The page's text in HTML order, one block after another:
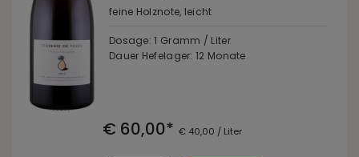
feine Holznote, leicht
Dosage: 1 Gramm / Liter
Dauer Hefelager: 12 Monate
€ 60,00* € 40,00 / Liter